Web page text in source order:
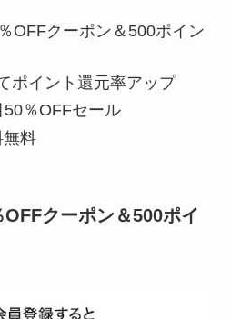
れ？年齢層や客層、口コミを調
レントボディLEDマスクの口コ
は？効果ないって本当？肝斑た
OFFクーポン＆500ポイン
ポイント還元率アップ
50％OFFセール
無料
クーポン＆500ポイ